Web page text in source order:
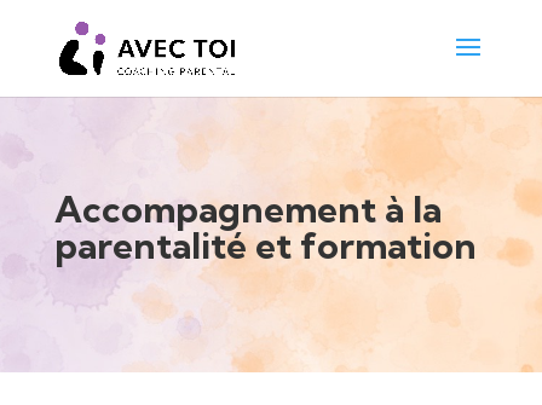
Accompagnement à la
parentalité et formation